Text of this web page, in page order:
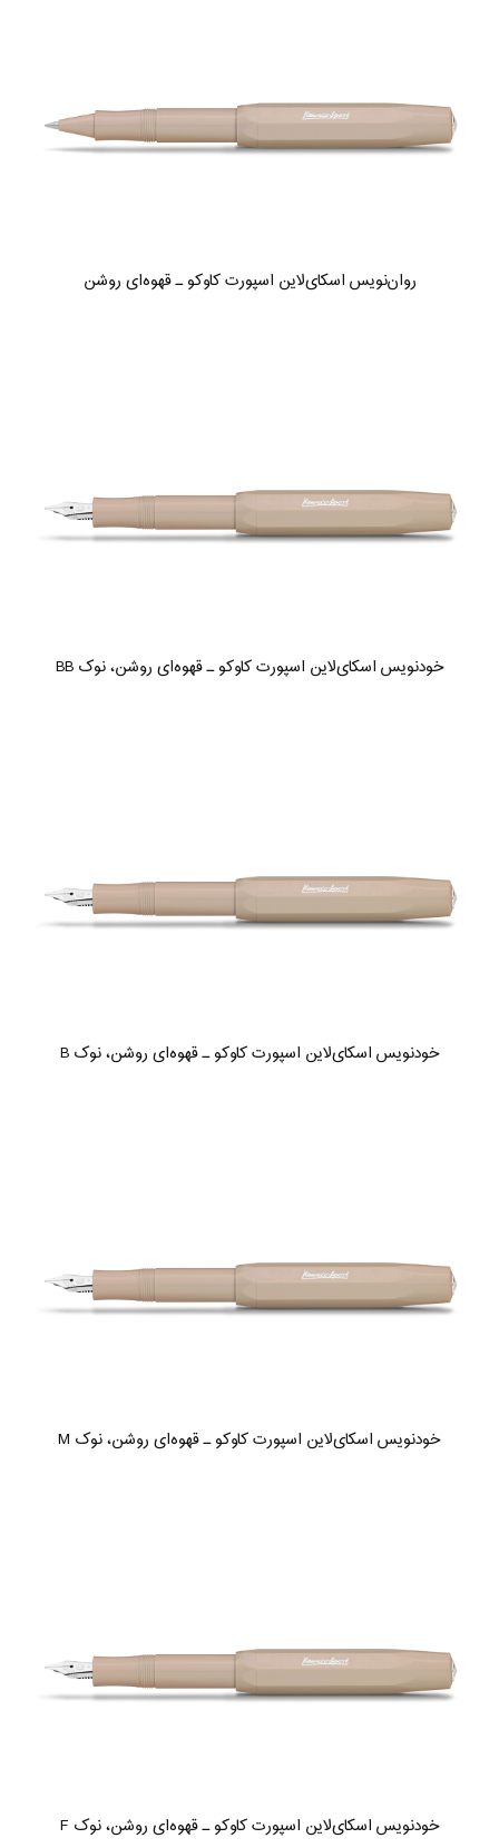
روان‌نویس اسکای‌لاین اسپورت کاوکو ـ قهوه‌ای روشن
خودنویس اسکای‌لاین اسپورت کاوکو ـ قهوه‌ای روشن، نوک BB
خودنویس اسکای‌لاین اسپورت کاوکو ـ قهوه‌ای روشن، نوک B
خودنویس اسکای‌لاین اسپورت کاوکو ـ قهوه‌ای روشن، نوک M
خودنویس اسکای‌لاین اسپورت کاوکو ـ قهوه‌ای روشن، نوک F